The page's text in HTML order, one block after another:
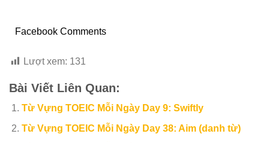
Facebook Comments
Lượt xem: 131
Bài Viết Liên Quan:
Từ Vựng TOEIC Mỗi Ngày Day 9: Swiftly
Từ Vựng TOEIC Mỗi Ngày Day 38: Aim (danh từ)